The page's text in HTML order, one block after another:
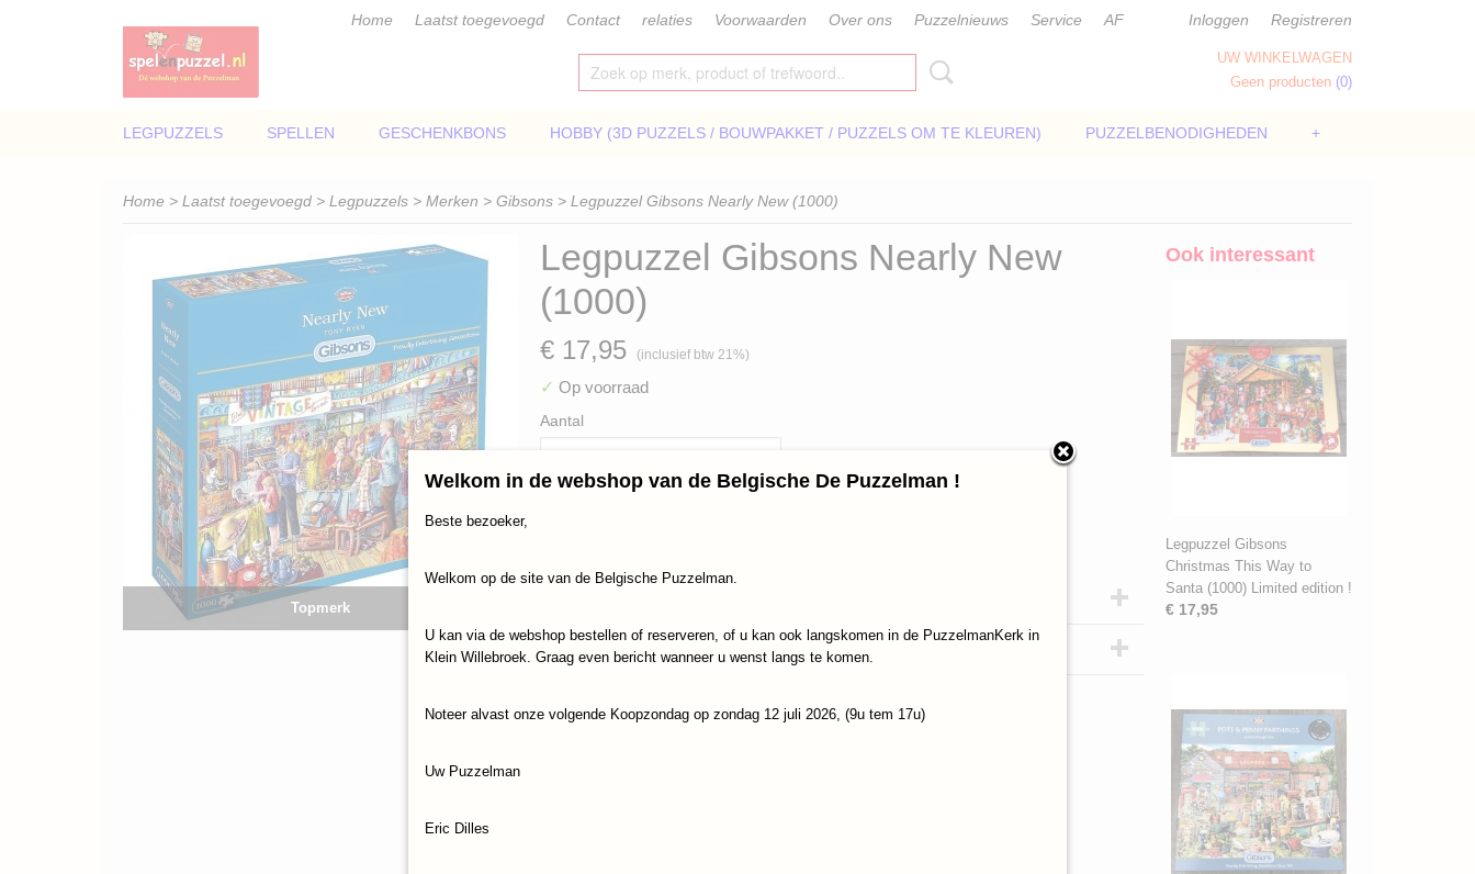
Home Laatst toegevoegd Contact relaties Voorwaarden Over ons Puzzelnieuws Service AF Inloggen Registreren
UW WINKELWAGEN
Geen producten (0)
LEGPUZZELS SPELLEN GESCHENKBONS HOBBY (3D PUZZELS / BOUWPAKKET / PUZZELS OM TE KLEUREN) PUZZELBENODIGHEDEN +
Home > Laatst toegevoegd > Legpuzzels > Merken > Gibsons > Legpuzzel Gibsons Nearly New (1000)
Topmerk
Legpuzzel Gibsons Nearly New
(1000)
€ 17,95 (inclusief btw 21%)
✓ Op voorraad
Aantal
Productcode
Gibsons-6230
EAN code
5012269062304
Reacties
Save
Ook interessant
Legpuzzel Gibsons
Christmas This Way to
Santa (1000) Limited edition !
€ 17,95
Welkom in de webshop van de Belgische De Puzzelman !
Beste bezoeker,
Welkom op de site van de Belgische Puzzelman.
U kan via de webshop bestellen of reserveren, of u kan ook langskomen in de PuzzelmanKerk in
Klein Willebroek. Graag even bericht wanneer u wenst langs te komen.
Noteer alvast onze volgende Koopzondag op zondag 12 juli 2026, (9u tem 17u)
Uw Puzzelman
Eric Dilles